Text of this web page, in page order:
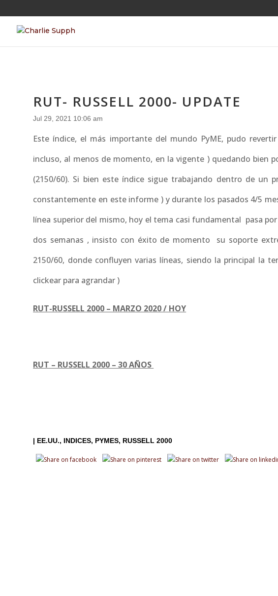
RUT- RUSSELL 2000- UPDATE
Jul 29, 2021 10:06 am
Este índice, el más importante del mundo PyME, pudo
incluso, al menos de momento, en la vigente ) quedando bien
(2150/60). Si bien este índice sigue trabajando dentro de un
constantemente en este informe ) y durante los pasados 4/5
línea superior del mismo, hoy el tema casi fundamental pasa
dos semanas , insisto con éxito de momento su soporte
2150/60, donde confluyen varias líneas, siendo la principal la
clickear para agrandar )
RUT-RUSSELL 2000 – MARZO 2020 / HOY
RUT – RUSSELL 2000 – 30 AÑOS
| EE.UU. INDICES PYMES RUSSELL 2000